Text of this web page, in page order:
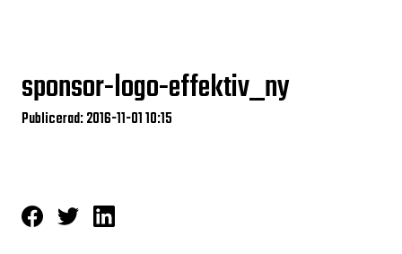
sponsor-logo-effektiv_ny
Publicerad: 2016-11-01 10:15